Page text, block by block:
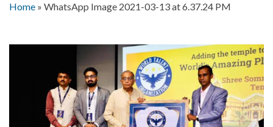
Home » WhatsApp Image 2021-03-13 at 6.37.24 PM